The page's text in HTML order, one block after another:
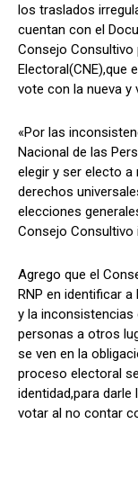
Manténgase
noticias
Facebook X
Manténgase
noticias
Facebook X
los traslados
cuentan con el
Consejo Consultivo
Electoral(CNE),que
vote con la nueva y
«Por las
Nacional de las
elegir y ser electo a
derechos
elecciones
Consejo Consultivo
Agrego que el
RNP en identificar
y la
personas a otros
se ven en la
proceso electoral
identidad,para
votar al no contar